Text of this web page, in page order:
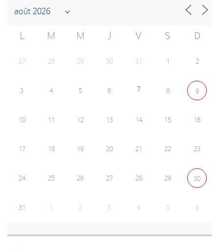
L M M J V S D
27 28 29 30 31 1 2
3 4 5 6 7 8 9
10 11 12 13 14 15 16
17 18 19 20 21 22 23
24 25 26 27 28 29 30
31 1 2 3 4 5 6